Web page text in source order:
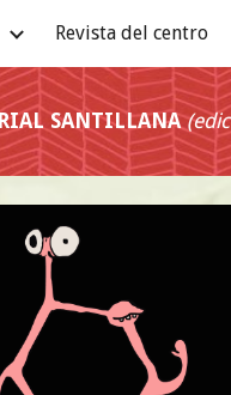
Skip to navigation
Revista del centro
SANTILLANA